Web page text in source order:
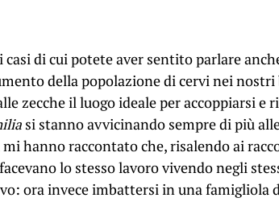
casi di cui potete aver sentito parlare
della popolazione di cervi nei
zecche il luogo ideale per accoppiarsi
si stanno avvicinando sempre di più
hanno raccontato che, risalendo ai
lo stesso lavoro vivendo negli
ora invece imbattersi in una famigliola